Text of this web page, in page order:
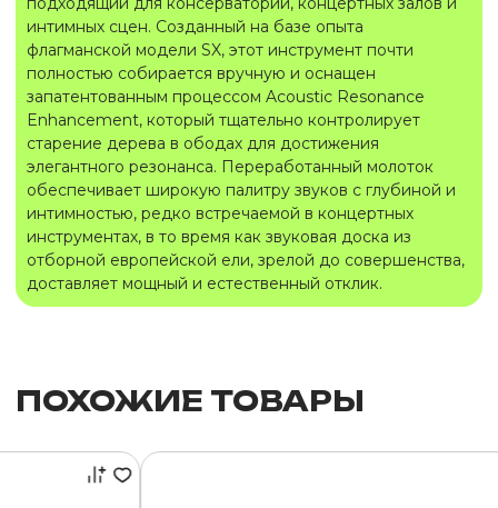
интимных сцен. Созданный на базе опыта
флагманской модели SX, этот инструмент почти
полностью собирается вручную и оснащен
запатентованным процессом Acoustic Resonance
Enhancement, который тщательно контролирует
старение дерева в ободах для достижения
элегантного резонанса. Переработанный молоток
обеспечивает широкую палитру звуков с глубиной и
интимностью, редко встречаемой в концертных
инструментах, в то время как звуковая доска из
отборной европейской ели, зрелой до совершенства,
доставляет мощный и естественный отклик.
ПОХОЖИЕ ТОВАРЫ